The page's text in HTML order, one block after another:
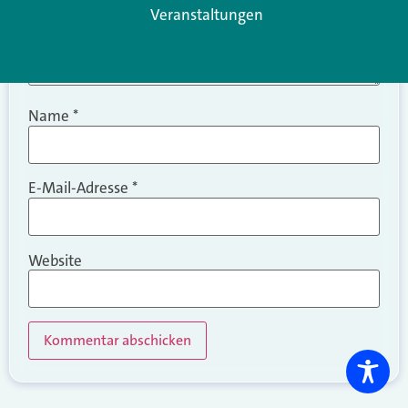
Name *
E-Mail-Adresse *
Website
Alternative:
Veranstaltungen